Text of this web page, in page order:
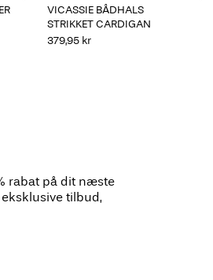
VICASSIE BÅDHALS
STRIKKET CARDIGAN
379,95 kr
rabat på dit næste
tilbud,